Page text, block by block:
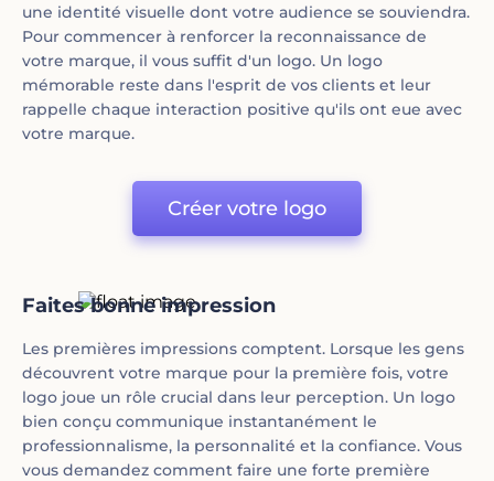
une identité visuelle dont votre audience se souviendra.
Pour commencer à renforcer la reconnaissance de
votre marque, il vous suffit d'un logo. Un logo
mémorable reste dans l'esprit de vos clients et leur
rappelle chaque interaction positive qu'ils ont eue avec
votre marque.
Créer votre logo
Faites bonne impression
Les premières impressions comptent. Lorsque les gens
découvrent votre marque pour la première fois, votre
logo joue un rôle crucial dans leur perception. Un logo
bien conçu communique instantanément le
professionnalisme, la personnalité et la confiance. Vous
vous demandez comment faire une forte première